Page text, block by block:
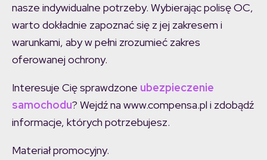
nasze indywidualne potrzeby. Wybierając polisę OC,
warto dokładnie zapoznać się z jej zakresem i
warunkami, aby w pełni zrozumieć zakres
oferowanej ochrony.
Interesuje Cię sprawdzone ubezpieczenie
samochodu? Wejdź na www.compensa.pl i zdobądź
informacje, których potrzebujesz.
Materiał promocyjny.